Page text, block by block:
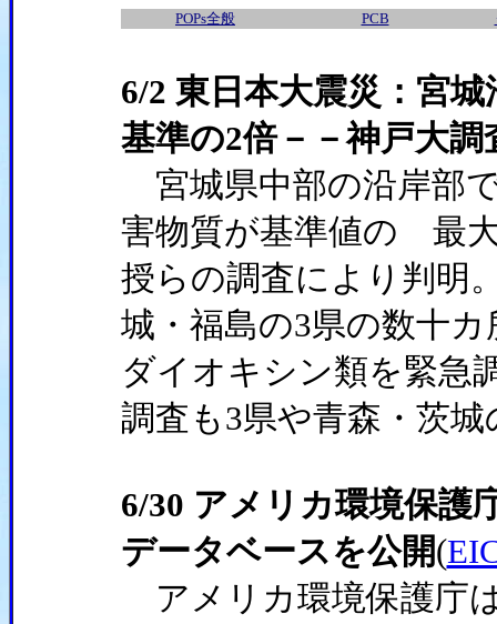
POPs全般 PCB
6/2 東日本大震災：宮
基準の2倍－－神戸大調
宮城県中部の沿岸部
害物質が基準値の 最
授らの調査により判明
城・福島の3県の数十
ダイオキシン類を緊急
調査も3県や青森・茨
6/30 アメリカ環境保護
データベースを公開(
アメリカ環境保護庁